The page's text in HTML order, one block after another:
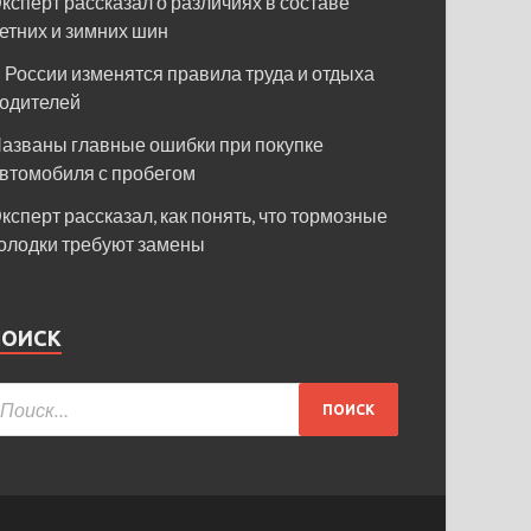
и зимних шин
России изменятся правила труда и отдыха
главные ошибки при покупке
с пробегом
рассказал, как понять, что тормозные
требуют замены